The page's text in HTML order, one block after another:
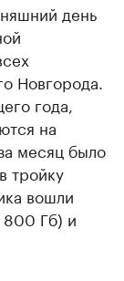
день
Новгорода.
года,
на
месяц было
тройку
вошли
800 Гб) и